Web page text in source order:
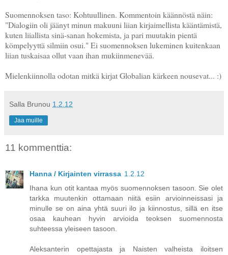
Suomennoksen taso: Kohtuullinen. Kommentoin käännöstä näin:
"Dialogiin oli jäänyt minun makuuni liian kirjaimellista kääntämistä,
kuten liiallista sinä-sanan hokemista, ja pari muutakin pientä
kömpelyyttä silmiin osui." Ei suomennoksen lukeminen kuitenkaan
liian tuskaisaa ollut vaan ihan mukiinmenevää.
Mielenkiinnolla odotan mitkä kirjat Globalian kärkeen nousevat... :)
Salla Brunou 1.2.12
Jaa muille
11 kommenttia:
Hanna / Kirjainten virrassa 1.2.12
Ihana kun otit kantaa myös suomennoksen tasoon. Sie olet
tarkka muutenkin ottamaan niitä esiin arvioinneissasi ja
minulle se on aina yhtä suuri ilo ja kiinnostus, sillä en itse
osaa kauhean hyvin arvioida teoksen suomennosta
suhteessa yleiseen tasoon.
Aleksanterin opettajasta ja Naisten valheista iloitsen